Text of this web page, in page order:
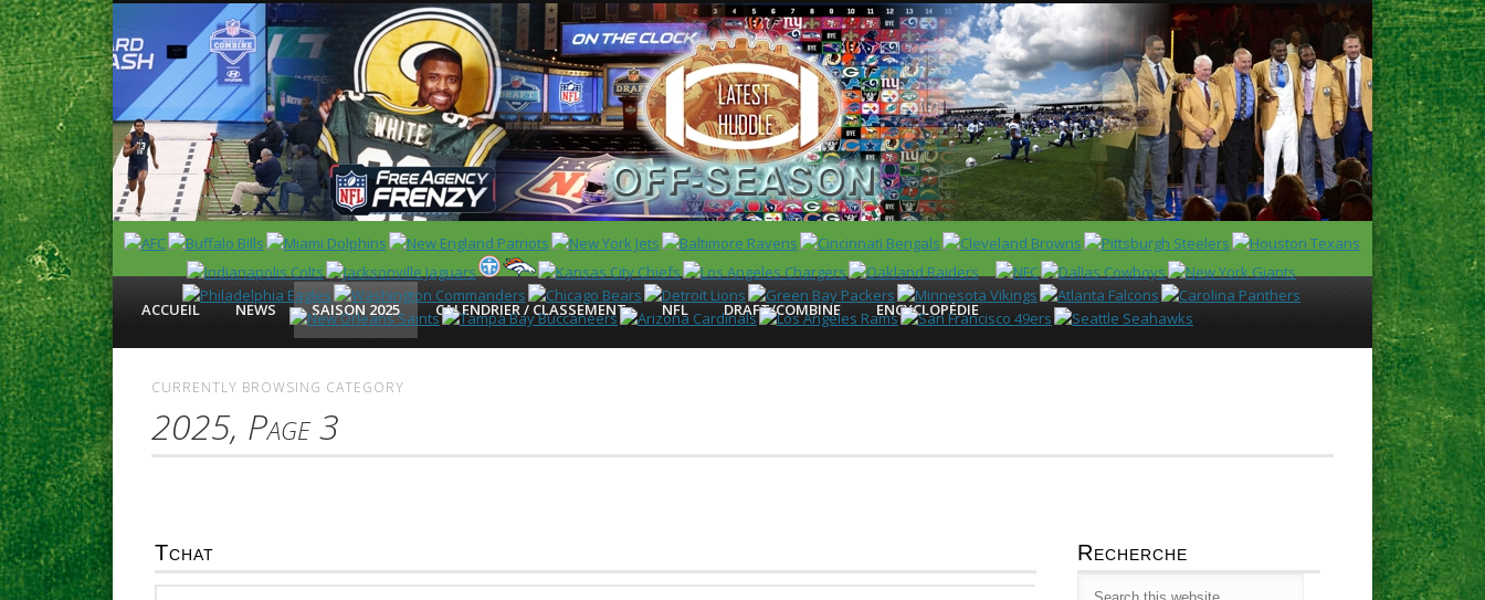
Latest
News en français sur la NFL et le Football Américain (Foot US)
ACCUEIL NEWS SAISON 2025 CALENDRIER / CLASSEMENT NFL DRAFT/COMBINE ENCYCLOPÉDIE
CURRENTLY BROWSING CATEGORY
2025, Page 3
Tchat Recherche